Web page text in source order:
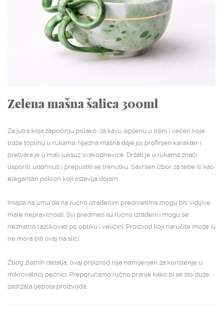
NASLOVNA
KONTAKT
Zelena mašna šalica 300ml
Za jutra koja započinju polako, za kavu ispijenu u tišini i večeri koje
traže toplinu u rukama. Nježna mašna daje joj profinjen karakter i
pretvara je u mali luksuz svakodnevice. Držati je u rukama znači
usporiti, udahnuti i prepustiti se trenutku. Savršen izbor za tebe ili kao
elegantan poklon koji ostavlja dojam.
Imajte na umu da na ručno izrađenim predmetima mogu biti vidljive
male nepravilnosti. Svi predmeti su ručno izrađeni i mogu se
neznatno razlikovati po obliku i veličini. Proizvod koji naručite može ili
ne mora biti ovaj na slici.
Zbog zlatnih detalja, ovaj proizvod nije namijenjen za korištenje u
mikrovalnoj pećnici. Preporučamo ručno pranje kako bi se što duže
zadržala ljepota proizvoda.